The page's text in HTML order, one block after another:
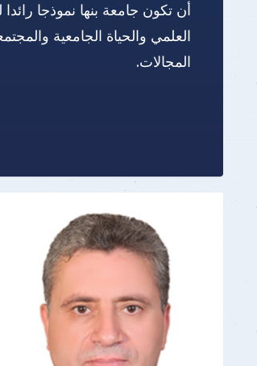
أن تكون جامعة بنها نموذجا
العلمي والحياة الجامعية
المجالات.